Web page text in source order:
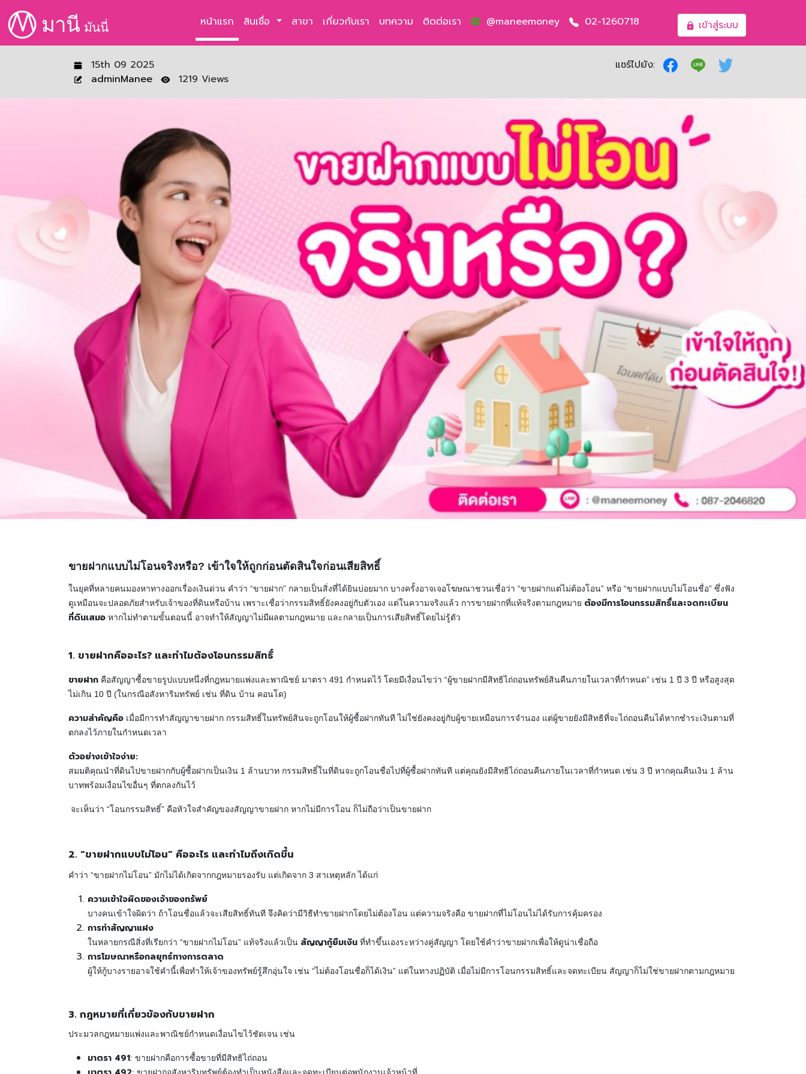
มานี มันนี่ หน้าแรก สินเชื่อ สาขา เกี่ยวกับเรา บทความ ติดต่อเรา @maneemoney 02-1260718 เข้าสู่ระบบ
15th 09 2025
adminManee
1219 Views
แชร์ไปยัง:
ขายฝากแบบไม่โอนจริงหรือ? เข้าใจให้ถูกก่อนตัดสินใจก่อนเสียสิทธิ์
ในยุคที่หลายคนมองหาทางออกเรื่องเงินด่วน คำว่า “ขายฝาก” กลายเป็นสิ่งที่ได้ยินบ่อยมาก บางครั้งอาจเจอโฆษณาชวนเชื่อว่า “ขายฝากแต่ไม่ต้องโอน” หรือ “ขายฝากแบบไม่โอนชื่อ” ซึ่งฟัง
ดูเหมือนจะปลอดภัยสำหรับเจ้าของที่ดินหรือบ้าน เพราะเชื่อว่ากรรมสิทธิ์ยังคงอยู่กับตัวเอง แต่ในความจริงแล้ว การขายฝากที่แท้จริงตามกฎหมาย ต้องมีการโอนกรรมสิทธิ์และจดทะเบียน
ที่ดินเสมอ หากไม่ทำตามขั้นตอนนี้ อาจทำให้สัญญาไม่มีผลตามกฎหมาย และกลายเป็นการเสียสิทธิ์โดยไม่รู้ตัว
1. ขายฝากคืออะไร? และทำไมต้องโอนกรรมสิทธิ์
ขายฝาก คือสัญญาซื้อขายรูปแบบหนึ่งที่กฎหมายแพ่งและพาณิชย์ มาตรา 491 กำหนดไว้ โดยมีเงื่อนไขว่า “ผู้ขายฝากมีสิทธิไถ่ถอนทรัพย์สินคืนภายในเวลาที่กำหนด” เช่น 1 ปี 3 ปี หรือสูงสุด
ไม่เกิน 10 ปี (ในกรณีอสังหาริมทรัพย์ เช่น ที่ดิน บ้าน คอนโด)
ความสำคัญคือ เมื่อมีการทำสัญญาขายฝาก กรรมสิทธิ์ในทรัพย์สินจะถูกโอนให้ผู้ซื้อฝากทันที ไม่ใช่ยังคงอยู่กับผู้ขายเหมือนการจำนอง แต่ผู้ขายยังมีสิทธิที่จะไถ่ถอนคืนได้หากชำระเงินตามที่
ตกลงไว้ภายในกำหนดเวลา
ตัวอย่างเข้าใจง่าย:
สมมติคุณนำที่ดินไปขายฝากกับผู้ซื้อฝากเป็นเงิน 1 ล้านบาท กรรมสิทธิ์ในที่ดินจะถูกโอนชื่อไปที่ผู้ซื้อฝากทันที แต่คุณยังมีสิทธิไถ่ถอนคืนภายในเวลาที่กำหนด เช่น 3 ปี หากคุณคืนเงิน 1 ล้าน
บาทพร้อมเงื่อนไขอื่นๆ ที่ตกลงกันไว้
จะเห็นว่า “โอนกรรมสิทธิ์” คือหัวใจสำคัญของสัญญาขายฝาก หากไม่มีการโอน ก็ไม่ถือว่าเป็นขายฝาก
2. “ขายฝากแบบไม่โอน” คืออะไร และทำไมถึงเกิดขึ้น
คำว่า “ขายฝากไม่โอน” มักไม่ได้เกิดจากกฎหมายรองรับ แต่เกิดจาก 3 สาเหตุหลัก ได้แก่
ความเข้าใจผิดของเจ้าของทรัพย์
บางคนเข้าใจผิดว่า ถ้าโอนชื่อแล้วจะเสียสิทธิ์ทันที จึงคิดว่ามีวิธีทำขายฝากโดยไม่ต้องโอน แต่ความจริงคือ ขายฝากที่ไม่โอนไม่ได้รับการคุ้มครอง
การทำสัญญาแฝง
ในหลายกรณีสิ่งที่เรียกว่า “ขายฝากไม่โอน” แท้จริงแล้วเป็น สัญญากู้ยืมเงิน ที่ทำขึ้นเองระหว่างคู่สัญญา โดยใช้คำว่าขายฝากเพื่อให้ดูน่าเชื่อถือ
การโฆษณาหรือกลยุทธ์ทางการตลาด
ผู้ให้กู้บางรายอาจใช้คำนี้เพื่อทำให้เจ้าของทรัพย์รู้สึกอุ่นใจ เช่น “ไม่ต้องโอนชื่อก็ได้เงิน” แต่ในทางปฏิบัติ เมื่อไม่มีการโอนกรรมสิทธิ์และจดทะเบียน สัญญาก็ไม่ใช่ขายฝากตามกฎหมาย
3. กฎหมายที่เกี่ยวข้องกับขายฝาก
ประมวลกฎหมายแพ่งและพาณิชย์กำหนดเงื่อนไขไว้ชัดเจน เช่น
มาตรา 491: ขายฝากคือการซื้อขายที่มีสิทธิไถ่ถอน